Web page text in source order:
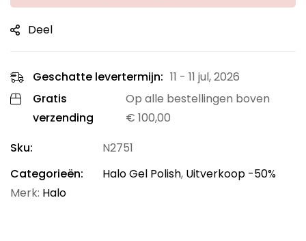
Deel
Geschatte levertermijn: 11 - 11 jul, 2026
Gratis
verzending
Op alle bestellingen boven
€ 100,00
Sku:
N2751
Categorieën:
Halo Gel Polish, Uitverkoop -50%
Merk: Halo